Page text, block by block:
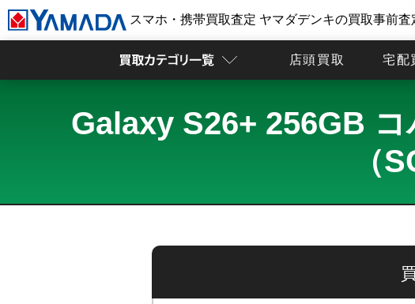
スマホ・携帯買取査定 ヤマダデンキの買取事前査
店頭買取 宅配
Galaxy S26+ 256GB
（